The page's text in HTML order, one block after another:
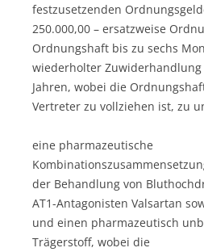
festzusetzenden
250.000,00 – ersatzweise
Ordnungshaft bis zu sechs
wiederholter Zuwiderhandlung
Jahren, wobei die
Vertreter zu vollziehen ist, zu
eine pharmazeutische
der Behandlung von
AT1-Antagonisten Valsartan
und einen pharmazeutisch
Trägerstoff, wobei die